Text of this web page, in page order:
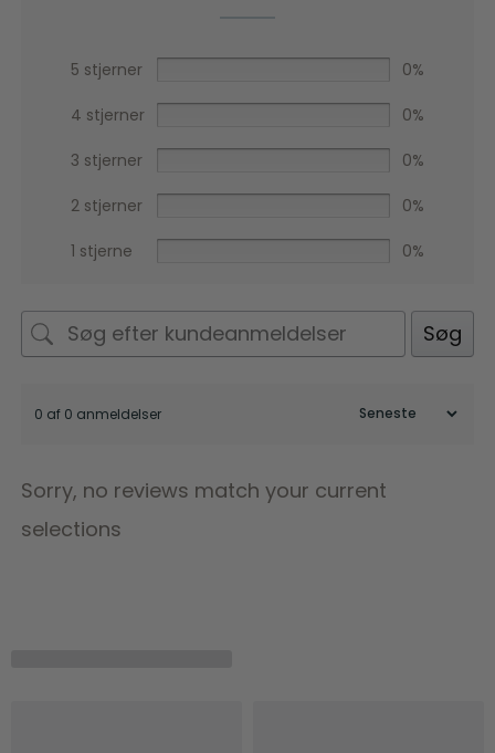
5 stjerner 0%
4 stjerner 0%
3 stjerner 0%
2 stjerner 0%
1 stjerne 0%
Søg
0 af 0 anmeldelser
Sorry, no reviews match your current
selections